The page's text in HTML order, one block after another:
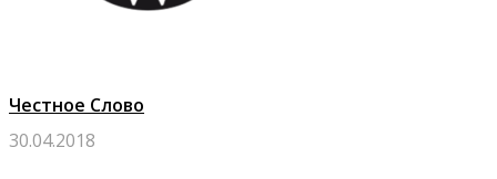
Честное Слово
30.04.2018